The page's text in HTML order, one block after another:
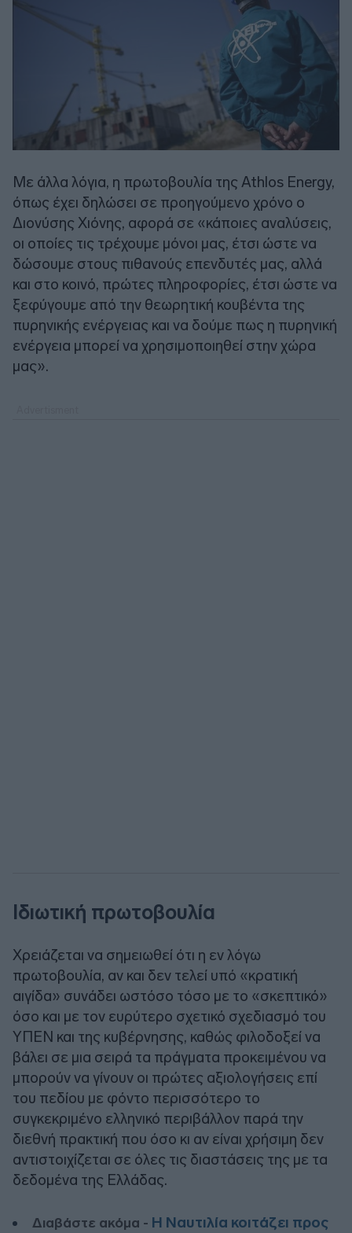
Με άλλα λόγια, η πρωτοβουλία της Athlos Energy,
όπως έχει δηλώσει σε προηγούμενο χρόνο ο
Διονύσης Χιόνης, αφορά σε «κάποιες αναλύσεις,
οι οποίες τις τρέχουμε μόνοι μας, έτσι ώστε να
δώσουμε στους πιθανούς επενδυτές μας, αλλά
και στο κοινό, πρώτες πληροφορίες, έτσι ώστε να
ξεφύγουμε από την θεωρητική κουβέντα της
πυρηνικής ενέργειας και να δούμε πως η πυρηνική
ενέργεια μπορεί να χρησιμοποιηθεί στην χώρα
μας».
Ιδιωτική πρωτοβουλία
Χρειάζεται να σημειωθεί ότι η εν λόγω
πρωτοβουλία, αν και δεν τελεί υπό «κρατική
αιγίδα» συνάδει ωστόσο τόσο με το «σκεπτικό»
όσο και με τον ευρύτερο σχετικό σχεδιασμό του
ΥΠΕΝ και της κυβέρνησης, καθώς φιλοδοξεί να
βάλει σε μια σειρά τα πράγματα προκειμένου να
μπορούν να γίνουν οι πρώτες αξιολογήσεις επί
του πεδίου με φόντο περισσότερο το
συγκεκριμένο ελληνικό περιβάλλον παρά την
διεθνή πρακτική που όσο κι αν είναι χρήσιμη δεν
αντιστοιχίζεται σε όλες τις διαστάσεις της με τα
δεδομένα της Ελλάδας.
Διαβάστε ακόμα - Η Ναυτιλία κοιτάζει προς